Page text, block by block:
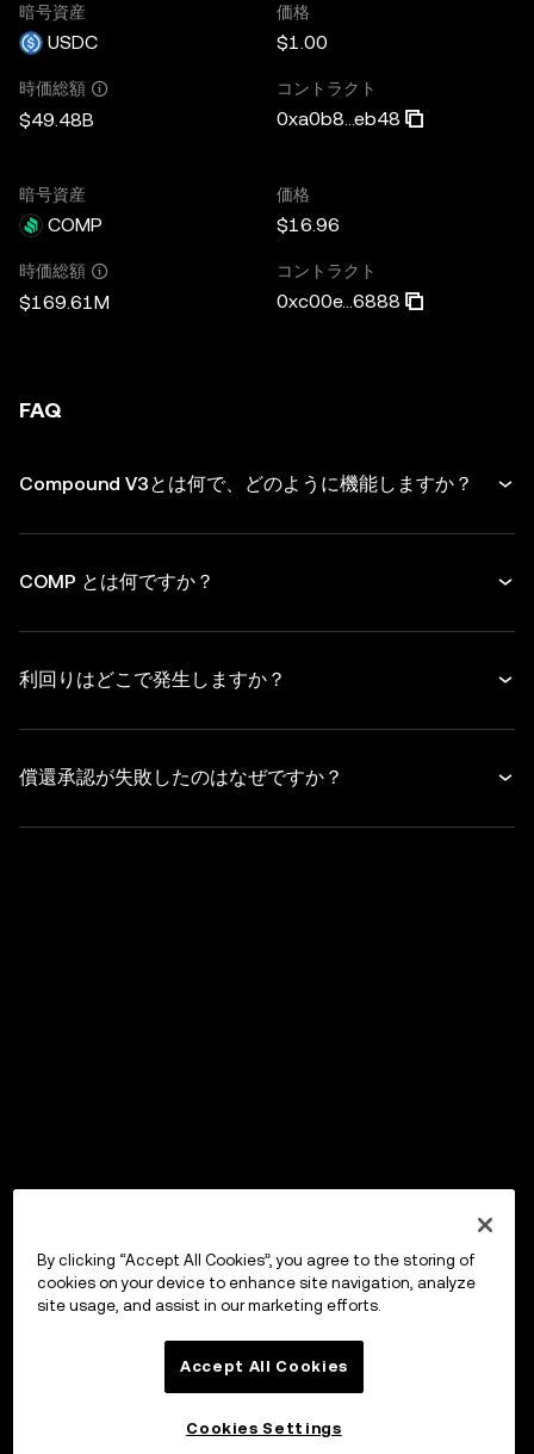
暗号資産
USDC
価格
$1.00
時価総額
$49.48B
コントラクト
0xa0b8...eb48
暗号資産
COMP
価格
$16.96
時価総額
$169.61M
コントラクト
0xc00e...6888
FAQ
Compound V3とは何で、どのように機能しますか？
COMP とは何ですか？
利回りはどこで発生しますか？
償還承認が失敗したのはなぜですか？
By clicking “Accept All Cookies”, you agree to the storing of
cookies on your device to enhance site navigation, analyze
site usage, and assist in our marketing efforts.
Accept All Cookies
Cookies Settings